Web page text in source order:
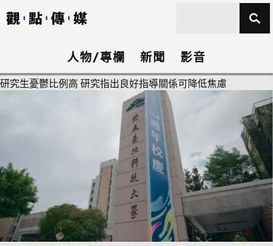
人物/專欄 新聞 影音
研究生憂鬱比例高 研究指出良好指導關係可降低焦慮